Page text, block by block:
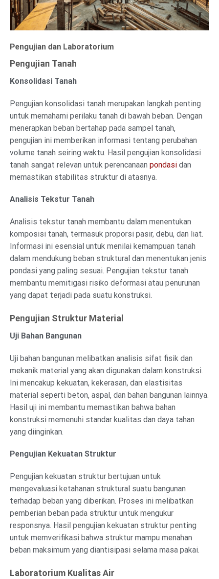
Pengujian dan Laboratorium
Pengujian Tanah
Konsolidasi Tanah
Pengujian konsolidasi tanah merupakan langkah penting
untuk memahami perilaku tanah di bawah beban. Dengan
menerapkan beban bertahap pada sampel tanah,
pengujian ini memberikan informasi tentang perubahan
volume tanah seiring waktu. Hasil pengujian konsolidasi
tanah sangat relevan untuk perencanaan pondasi dan
memastikan stabilitas struktur di atasnya.
Analisis Tekstur Tanah
Analisis tekstur tanah membantu dalam menentukan
komposisi tanah, termasuk proporsi pasir, debu, dan liat.
Informasi ini esensial untuk menilai kemampuan tanah
dalam mendukung beban struktural dan menentukan jenis
pondasi yang paling sesuai. Pengujian tekstur tanah
membantu memitigasi risiko deformasi atau penurunan
yang dapat terjadi pada suatu konstruksi.
Pengujian Struktur Material
Uji Bahan Bangunan
Uji bahan bangunan melibatkan analisis sifat fisik dan
mekanik material yang akan digunakan dalam konstruksi.
Ini mencakup kekuatan, kekerasan, dan elastisitas
material seperti beton, aspal, dan bahan bangunan lainnya.
Hasil uji ini membantu memastikan bahwa bahan
konstruksi memenuhi standar kualitas dan daya tahan
yang diinginkan.
Pengujian Kekuatan Struktur
Pengujian kekuatan struktur bertujuan untuk
mengevaluasi ketahanan struktural suatu bangunan
terhadap beban yang diberikan. Proses ini melibatkan
pemberian beban pada struktur untuk mengukur
responsnya. Hasil pengujian kekuatan struktur penting
untuk memverifikasi bahwa struktur mampu menahan
beban maksimum yang diantisipasi selama masa pakai.
Laboratorium Kualitas Air